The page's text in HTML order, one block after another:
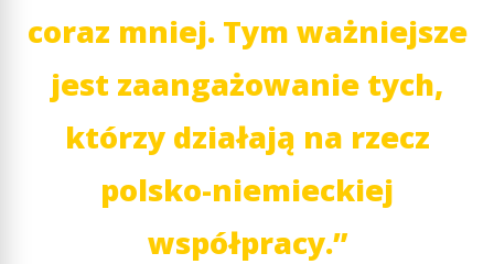
coraz mniej. Tym ważniejsze
jest zaangażowanie tych,
którzy działają na rzecz
polsko-niemieckiej
współpracy.”